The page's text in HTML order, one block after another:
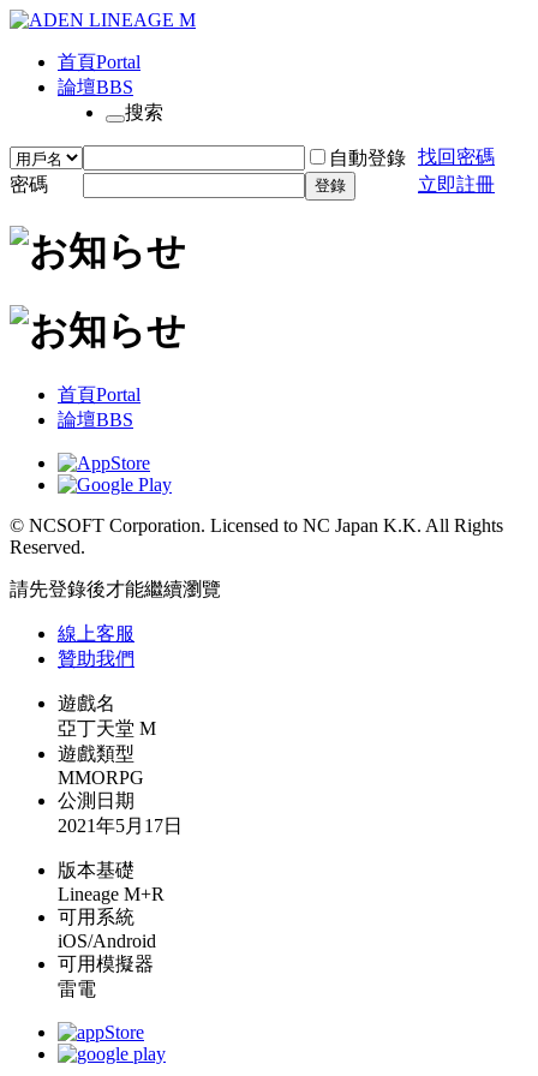
首頁Portal
論壇BBS
搜索
自動登錄 找回密碼
密碼
登錄 立即註冊
首頁Portal
論壇BBS
© NCSOFT Corporation. Licensed to NC Japan K.K. All Rights
Reserved.
請先登錄後才能繼續瀏覽
線上客服
贊助我們
遊戲名
亞丁天堂 M
遊戲類型
MMORPG
公測日期
2021年5月17日
版本基礎
Lineage M+R
可用系統
iOS/Android
可用模擬器
雷電